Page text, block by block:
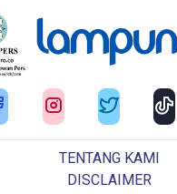
TENTANG KAMI
DISCLAIMER